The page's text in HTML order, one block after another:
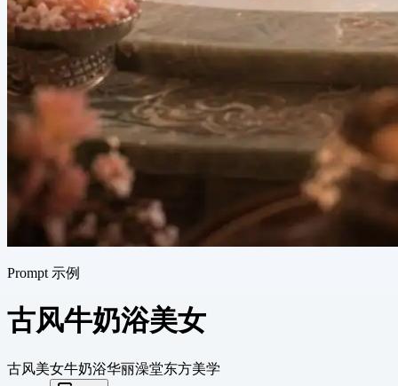
Prompt 示例
古风牛奶浴美女
古风美女牛奶浴华丽澡堂东方美学